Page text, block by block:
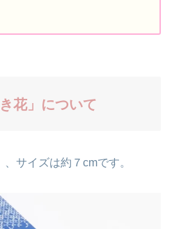
花」について
、サイズは約７cmです。